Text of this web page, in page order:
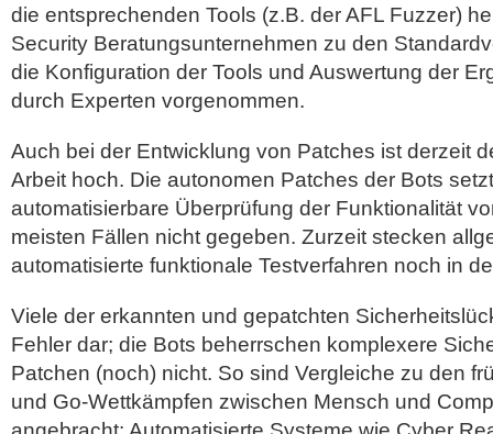
die entsprechenden Tools (z.B. der AFL Fuzzer)
Security Beratungsunternehmen zu den
die Konfiguration der Tools und Auswertung der
durch Experten vorgenommen.
Auch bei der Entwicklung von Patches ist derzeit
Arbeit hoch. Die autonomen Patches der Bots
automatisierbare Überprüfung der Funktionalität
meisten Fällen nicht gegeben. Zurzeit stecken
automatisierte funktionale Testverfahren noch in
Viele der erkannten und gepatchten
Fehler dar; die Bots beherrschen komplexere
Patchen (noch) nicht. So sind Vergleiche zu den
und Go-Wettkämpfen zwischen Mensch und